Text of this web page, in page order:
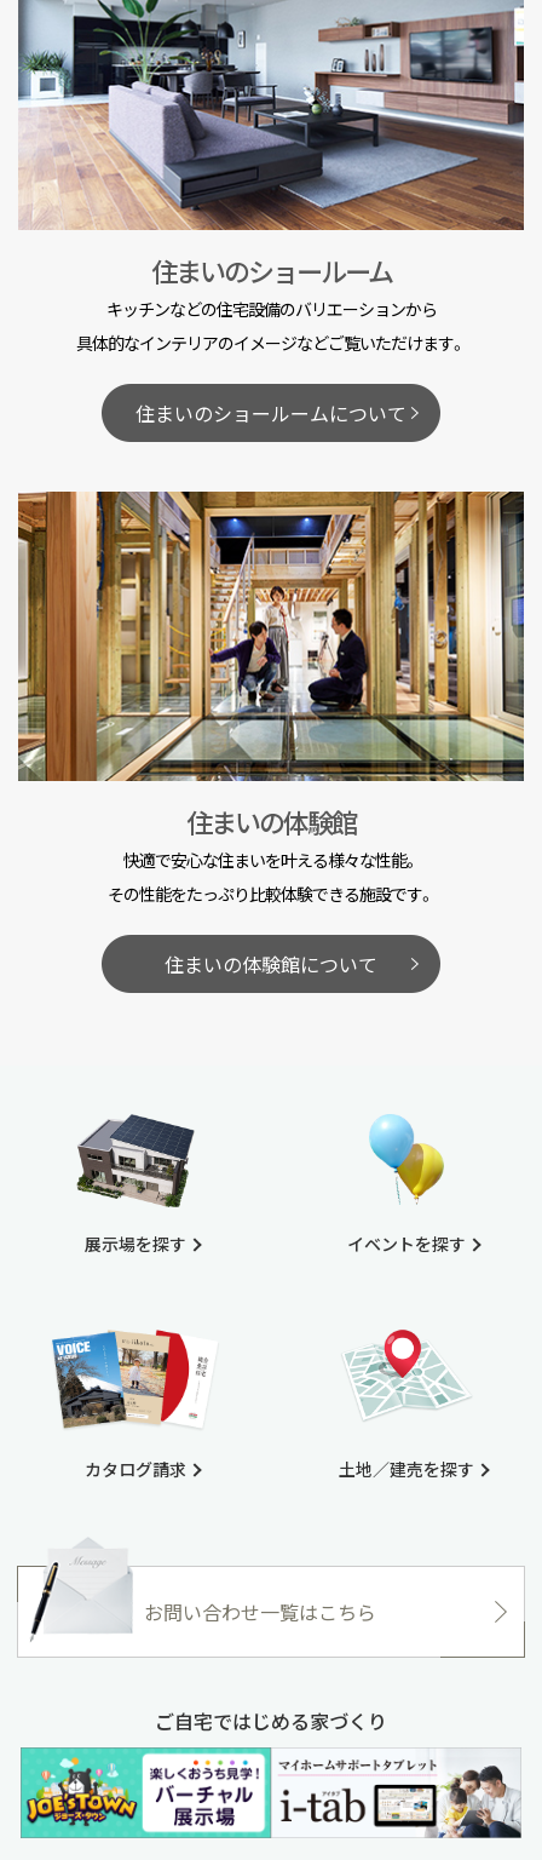
住まいのショールーム
キッチンなどの住宅設備のバリエーションから
具体的なインテリアのイメージなどご覧いただけます。
住まいのショールームについて
住まいの体験館
快適で安心な住まいを叶える様々な性能。
その性能をたっぷり比較体験できる施設です。
住まいの体験館について
展示場を探す
カタログ請求
イベントを探す
土地／建売を探す
お問い合わせ一覧はこちら
ご自宅ではじめる家づくり